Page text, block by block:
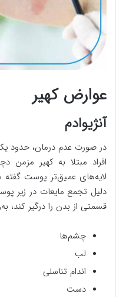
عوارض کهیر
آنژیوادم
در صورت عدم درمان، حدود
افراد مبتلا به کهیر مزمن
لایه‌های عمیق‌تر پوست
دلیل تجمع مایعات در زیر
قسمتی از بدن را درگیر کند،
چشم‌ها
لب
اندام تناسلی
دست